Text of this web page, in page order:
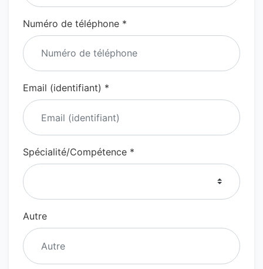
Numéro de téléphone *
Email (identifiant) *
Spécialité/Compétence *
Autre